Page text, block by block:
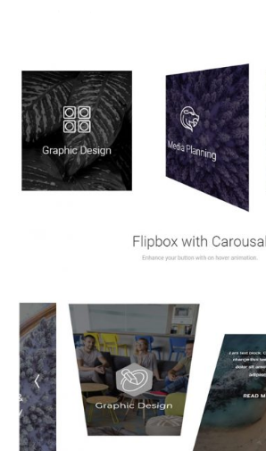
Krachtige carrousel opties
Browseroverkoepelende
Premium responsieve opties